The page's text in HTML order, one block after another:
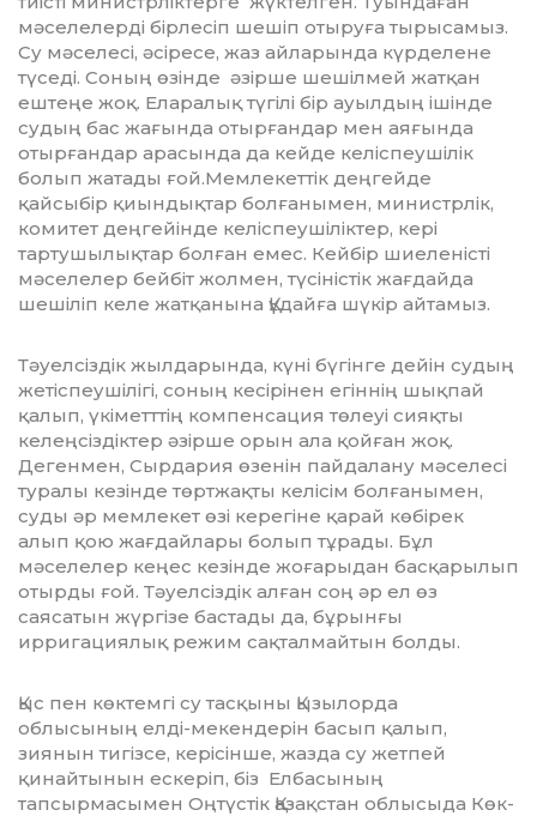
мәселелерді бірлесіп шешіп отыруға тырысамыз.
Су мәселесі, әсіресе, жаз ай­ларында күрделене
түседі. Соның өзін­де әзірше шешілмей жатқан
ештеңе жоқ. Еларалық түгілі бір ауылдың ішін­де
судың бас жағында отырғандар мен аяғында
отырғандар арасында да кейде келіспеушілік
болып жатады ғой.Мемлекеттік деңгейде
қайсыбір қиын­дық­тар болғанымен, министрлік,
комитет деңгейінде келіспеушіліктер, ке­рі
тартушылықтар болған емес. Кей­бір шиеленісті
мәселелер бейбіт жолмен, түсіністік жағдайда
шешіліп келе жат­қанына Құдайға шүкір айтамыз.
Тәуелсіздік жылдарында, күні бү­гін­ге дейін судың
жетіспеушілігі, со­ның кесірінен егіннің шықпай
қалып, үкі­метттің компенсация төлеуі сияқты
келеңсіздіктер әзірше орын ала қойған жоқ.
Дегенмен, Сырдария өзенін пай­да­лану мәселесі
туралы кезінде төрт­жақ­ты келісім болғанымен,
суды әр мем­лекет өзі керегіне қарай көбірек
алып қою жағдайлары болып тұрады. Бұл
мәселелер кеңес кезінде жоғарыдан басқарылып
отырды ғой. Тәуелсіздік ал­ған соң әр ел өз
саясатын жүргізе бас­та­ды да, бұрынғы
ирригациялық ре­жим сақталмайтын болды.
Қ
ыс пен көктемгі су тасқыны Қы­зылорда
облысының елді-мекендерін ба­сып қалып,
зиянын тигізсе, кері­сін­ше, жазда су жетпей
қинайтынын ес­ке­ріп, біз Елбасының
тапсырмасымен Оңтүстік Қазақстан облы­сы­­­да Көк­